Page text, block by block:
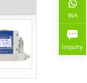
WA
Inquiry